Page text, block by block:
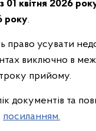
з 01 квітня 2026
року.
усувати
виключно в
прийому.
документів та
посиланням.